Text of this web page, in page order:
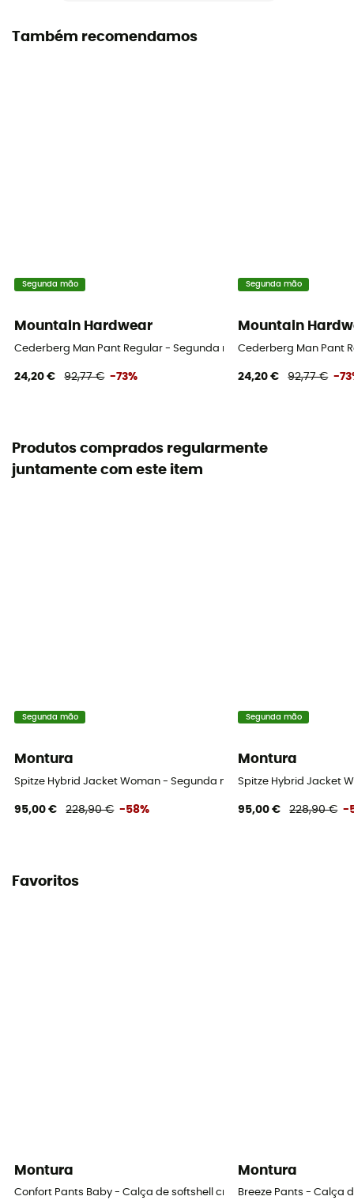
Também recomendamos
Segunda mão
Mountain Hardwear
Cederberg Man Pant Regular - Segunda mão Calça homem -
24,20 € 92,77 € -73%
Segunda mão
Mountain
Cederberg Man Pant
24,20 € 92,77 € -
Produtos comprados regularmente
juntamente com este item
Segunda mão
Montura
Spitze Hybrid Jacket Woman - Segunda mão Casaco softshell
95,00 € 228,90 € -58%
Segunda mão
Montura
Spitze Hybrid Jacket
95,00 € 228,90 € -
Favoritos
Montura
Confort Pants Baby - Calça de softshell criança
Montura
Breeze Pants - Calça